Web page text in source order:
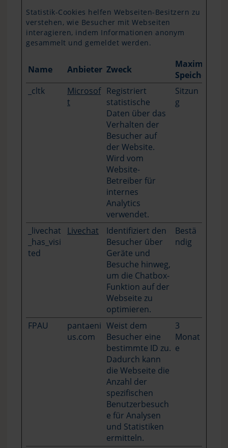
Statistik-Cookies helfen Webseiten-Besitzern zu
verstehen, wie Besucher mit Webseiten
interagieren, indem Informationen anonym
gesammelt und gemeldet werden.
Name Anbieter Zweck
Maximale
_cltk
Microsof
t
Registriert
statistische
Daten über das
Verhalten der
Besucher auf
der Website.
Wird vom
Website-
Betreiber für
internes
Analytics
verwendet.
Sitzun
g
_livechat
_has_visi
ted
Livechat
Identifiziert den
Besucher über
Geräte und
Besuche hinweg,
um die Chatbox-
Funktion auf der
Webseite zu
optimieren.
Bestä
ndig
FPAU
pantaeni
us.com
Weist dem
Besucher eine
bestimmte ID zu.
Dadurch kann
die Webseite die
Anzahl der
spezifischen
Benutzerbesuch
e für Analysen
und Statistiken
ermitteln.
3
Monat
e